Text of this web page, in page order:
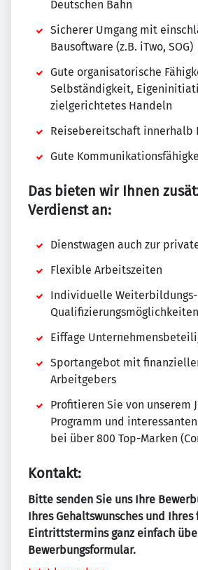
Deutschen Bahn
Sicherer Umgang mit
Bausoftware (z.B. iTwo, SOG)
Gute organisatorische
Selbständigkeit,
zielgerichtetes Handeln
Reisebereitschaft innerhalb
Gute
Das bieten wir Ihnen
Verdienst an:
Dienstwagen auch zur
Flexible Arbeitszeiten
Individuelle Weiterbildungs-
Qualifizierungsmöglichkeiten
Eiffage
Sportangebot mit
Arbeitgebers
Profitieren Sie von unserem
Programm und
bei über 800 Top-Marken
Kontakt:
Bitte senden Sie uns Ihre
Ihres Gehaltswunsches und
Eintrittstermins ganz einfach
Bewerbungsformular.